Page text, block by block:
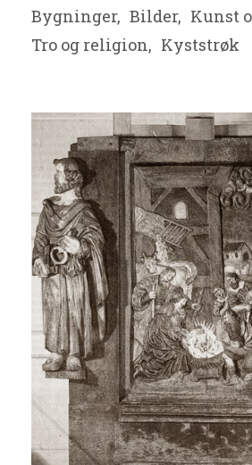
Bygninger, Bilder, Kunst
Tro og religion, Kyststrøk